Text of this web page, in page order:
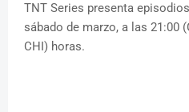
TNT Series presenta
sábado de marzo, a las 21:00
CHI) horas.